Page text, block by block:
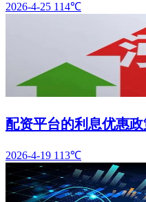
2026-4-25 114℃
配资平台的利息优惠政
2026-4-19 113℃